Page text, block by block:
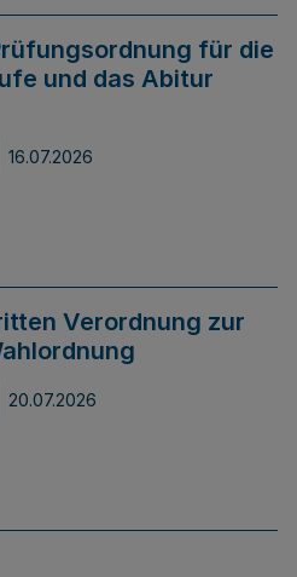
für die
und das Abitur
16.07.2026
Verordnung zur
20.07.2026